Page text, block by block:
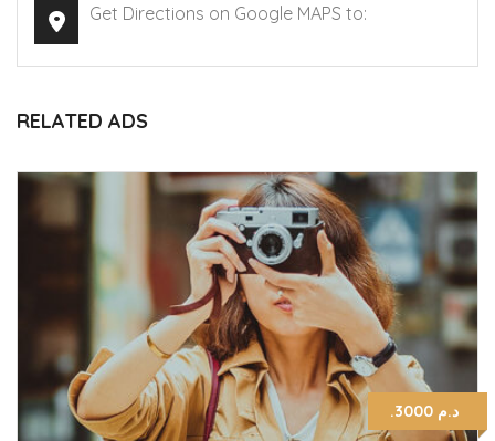
Get Directions on Google MAPS to:
RELATED ADS
.د.م 3000